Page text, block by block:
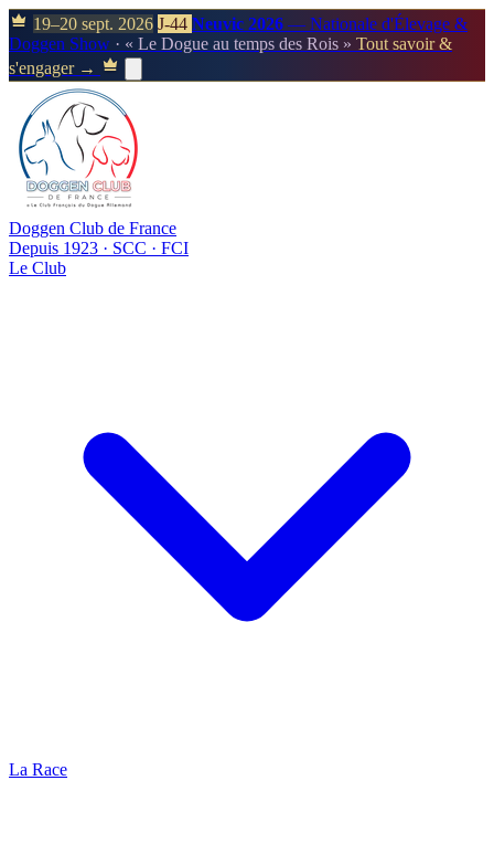
19–20 sept. 2026 J-44 Neuvic 2026 — Nationale d'Élevage &
Doggen Show · « Le Dogue au temps des Rois » Tout savoir &
s'engager →
Doggen Club de France
Depuis 1923 · SCC · FCI
Le Club
La Race